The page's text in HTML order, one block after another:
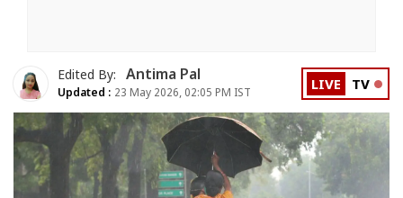
Edited By: Antima Pal
Updated : 23 May 2026, 02:05 PM IST LIVE TV